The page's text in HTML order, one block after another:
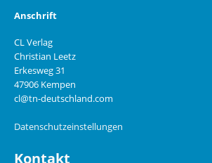
Anschrift
CL Verlag
Christian Leetz
Erkesweg 31
47906 Kempen
cl@tn-deutschland.com
Datenschutzeinstellungen
Kontakt